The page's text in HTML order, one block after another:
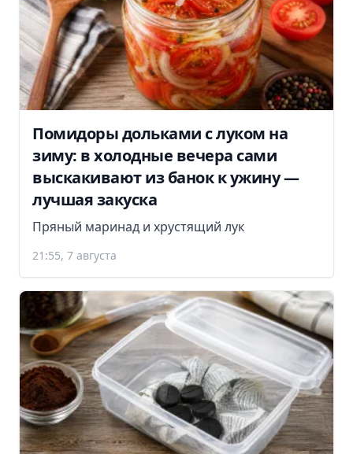
Помидоры дольками с луком на
зиму: в холодные вечера сами
выскакивают из банок к ужину —
лучшая закуска
Пряный маринад и хрустящий лук
21:55, 7 августа